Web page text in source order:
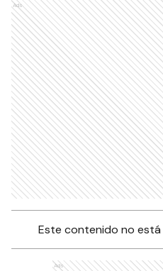
Ads
Este contenido no
Ads